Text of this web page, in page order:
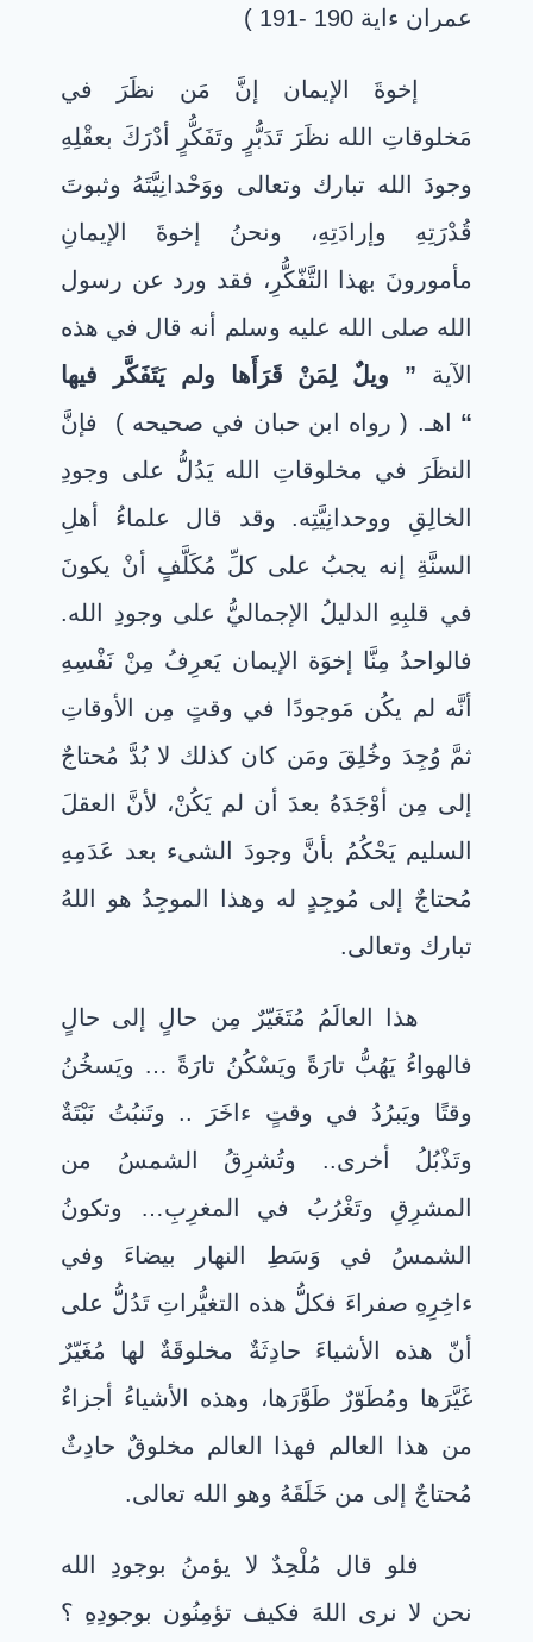
عمران ءاية 190 -191 )
إخوةَ الإيمان إنَّ مَن نظَرَ في
مَخلوقاتِ الله نظَرَ تَدَبُّرٍ وتَفَكُّرٍ أدْرَكَ بعقْلِهِ
وجودَ الله تبارك وتعالى ووَحْدانِيَّتَهُ وثبوتَ
قُدْرَتِهِ وإرادَتِهِ، ونحنُ إخوةَ الإيمانِ
مأمورونَ بهذا التَّفّكُّرِ، فقد ورد عن رسول
الله صلى الله عليه وسلم أنه قال في هذه
الآية ” ويلٌ لِمَنْ قَرَأَها ولم يَتَفَكَّر فيها
“ اهـ. ( رواه ابن حبان في صحيحه ) فإنَّ
النظَرَ في مخلوقاتِ الله يَدُلُّ على وجودِ
الخالِقِ ووحدانِيَّتِه. وقد قال علماءُ أهلِ
السنَّةِ إنه يجبُ على كلِّ مُكَلَّفٍ أنْ يكونَ
في قلبِهِ الدليلُ الإجماليُّ على وجودِ الله.
فالواحدُ مِنَّا إخوَة الإيمان يَعرِفُ مِنْ نَفْسِهِ
أنَّه لم يكُن مَوجودًا في وقتٍ مِن الأوقاتِ
ثمَّ وُجِدَ وخُلِقَ ومَن كان كذلك لا بُدَّ مُحتاجٌ
إلى مِن أوْجَدَهُ بعدَ أن لم يَكُنْ، لأنَّ العقلَ
السليم يَحْكُمُ بأنَّ وجودَ الشىء بعد عَدَمِهِ
مُحتاجٌ إلى مُوجِدٍ له وهذا الموجِدُ هو اللهُ
تبارك وتعالى.
هذا العالَمُ مُتَغَيّرٌ مِن حالٍ إلى حالٍ
فالهواءُ يَهُبُّ تارَةً ويَسْكُنُ تارَةً … ويَسخُنُ
وقتًا ويَبرُدُ في وقتٍ ءاخَرَ .. وتَنبُتُ نَبْتَةٌ
وتَذْبُلُ أخرى.. وتُشرِقُ الشمسُ من
المشرِقِ وتَغْرُبُ في المغرِبِ… وتكونُ
الشمسُ في وَسَطِ النهار بيضاءَ وفي
ءاخِرِهِ صفراءَ فكلُّ هذه التغيُّراتِ تَدُلُّ على
أنّ هذه الأشياءَ حادِثَةٌ مخلوقَةٌ لها مُغَيّرٌ
غَيَّرَها ومُطَوّرٌ طَوَّرَها، وهذه الأشياءُ أجزاءٌ
من هذا العالم فهذا العالم مخلوقٌ حادِثٌ
مُحتاجٌ إلى من خَلَقَهُ وهو الله تعالى.
فلو قال مُلْحِدٌ لا يؤمنُ بوجودِ الله
نحن لا نرى اللهَ فكيف تؤمِنُون بوجودِهِ ؟